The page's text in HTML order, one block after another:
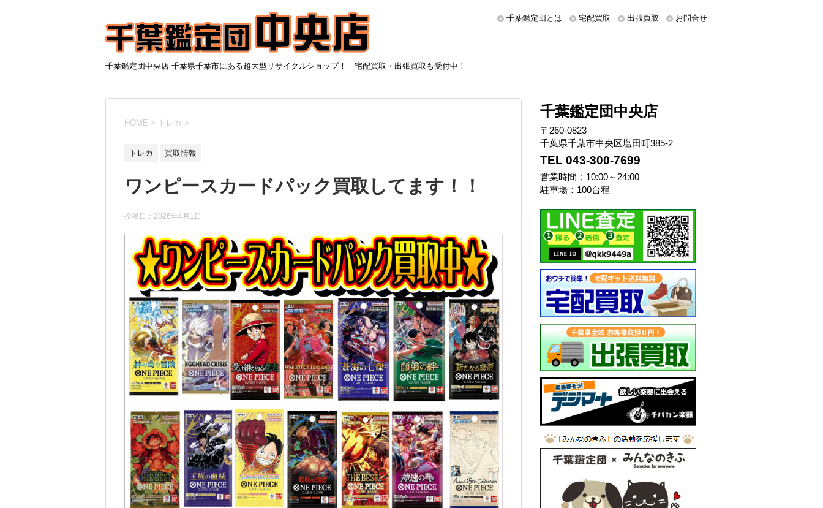
千葉鑑定団中央店 千葉県千葉市にある超大型リサイクルショップ！ 宅配買取・出張買取も受付中！
千葉鑑定団とは 宅配買取 出張買取 お問合せ
HOME > トレカ >
トレカ 買取情報
ワンピースカードパック買取してます！！
投稿日： 2026年4月1日
千葉鑑定団中央店
〒260-0823
千葉県千葉市中央区塩田町385-2
TEL 043-300-7699
営業時間：10:00～24:00
駐車場：100台程